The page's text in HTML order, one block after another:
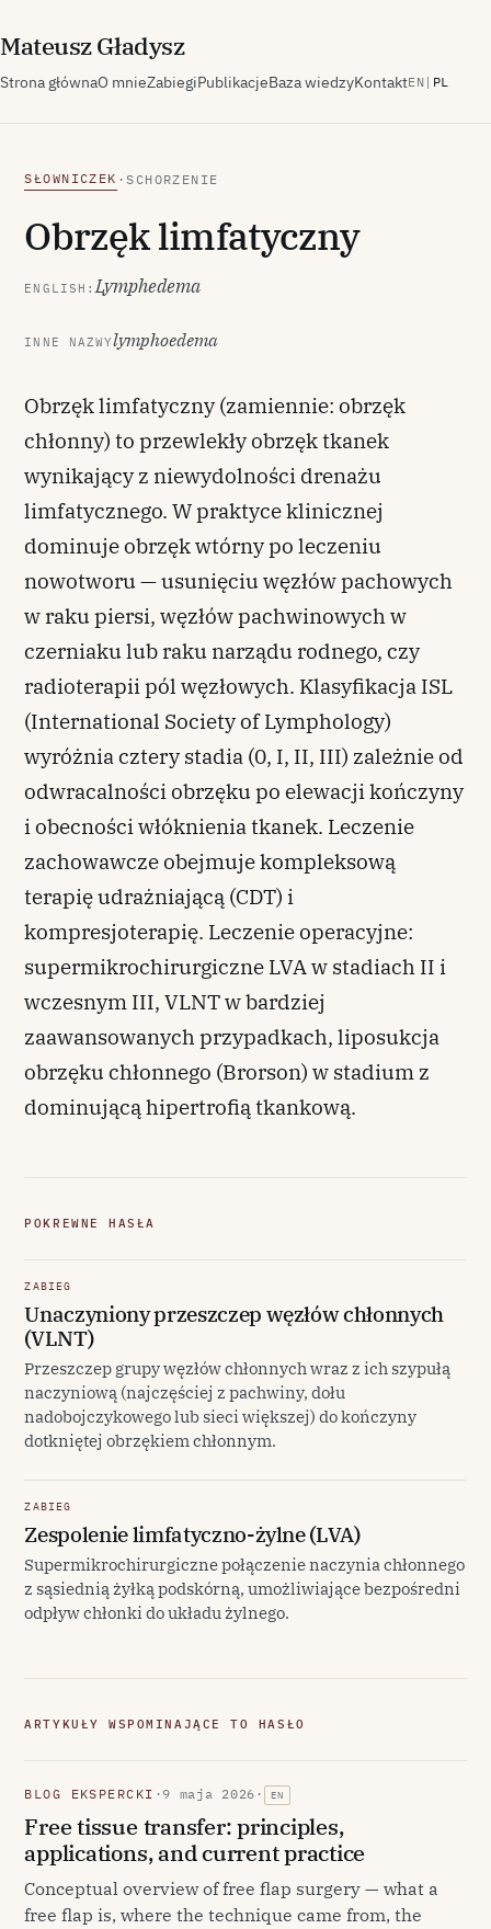
MateuszGładysz
Strona głównaO mnieZabiegiPublikacjeBaza wiedzyKontaktEN | PL
SŁOWNICZEK ·SCHORZENIE
Obrzęk limfatyczny
ENGLISH:Lymphedema
INNE NAZWYlymphoedema
Obrzęk limfatyczny (zamiennie: obrzęk
chłonny) to przewlekły obrzęk tkanek
wynikający z niewydolności drenażu
limfatycznego. W praktyce klinicznej
dominuje obrzęk wtórny po leczeniu
nowotworu — usunięciu węzłów pachowych
w raku piersi, węzłów pachwinowych w
czerniaku lub raku narządu rodnego, czy
radioterapii pól węzłowych. Klasyfikacja ISL
(International Society of Lymphology)
wyróżnia cztery stadia (0, I, II, III) zależnie od
odwracalności obrzęku po elewacji kończyny
i obecności włóknienia tkanek. Leczenie
zachowawcze obejmuje kompleksową
terapię udrażniającą (CDT) i
kompresjoterapię. Leczenie operacyjne:
supermikrochirurgiczne LVA w stadiach II i
wczesnym III, VLNT w bardziej
zaawansowanych przypadkach, liposukcja
obrzęku chłonnego (Brorson) w stadium z
dominującą hipertrofią tkankową.
POKREWNE HASŁA
ZABIEG
Unaczyniony przeszczep węzłów chłonnych
(VLNT)
Przeszczep grupy węzłów chłonnych wraz z ich szypułą
naczyniową (najczęściej z pachwiny, dołu
nadobojczykowego lub sieci większej) do kończyny
dotkniętej obrzękiem chłonnym.
ZABIEG
Zespolenie limfatyczno-żylne (LVA)
Supermikrochirurgiczne połączenie naczynia chłonnego
z sąsiednią żyłką podskórną, umożliwiające bezpośredni
odpływ chłonki do układu żylnego.
ARTYKUŁY WSPOMINAJĄCE TO HASŁO
BLOG EKSPERCKI ·9 maja 2026 · EN
Free tissue transfer: principles,
applications, and current practice
Conceptual overview of free flap surgery — what a
free flap is, where the technique came from, the